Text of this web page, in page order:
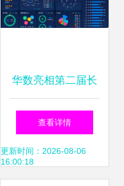
华数亮相第二届长
三角文博会，领航
数字化社会赋能新
查看详情
更新时间：2026-08-06
16:00:18